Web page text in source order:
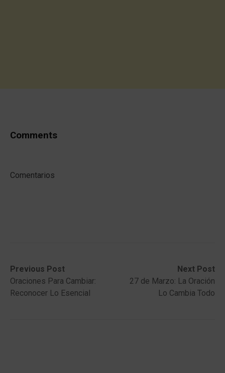
Comments
Comentarios
Post
navigation
Previous Post
Previous
post:Oraciones Para Cambiar:
Reconocer Lo Esencial
Next Post
Next
post:
27 de Marzo: La Oración
Lo Cambia Todo